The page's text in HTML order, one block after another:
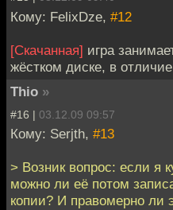
Кому: FelixDze, #12
[Скачанная] игра
жёстком диске, в
Thio »
#16 | 03.12.09 09:57
Кому: Serjth, #13
> Возник вопрос: если я
можно ли её потом
копии? И правомерно ли